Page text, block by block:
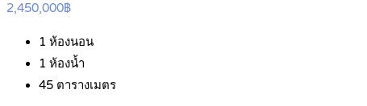
2,450,000฿
1 ห้องนอน
1 ห้องน้ำ
45 ตารางเมตร